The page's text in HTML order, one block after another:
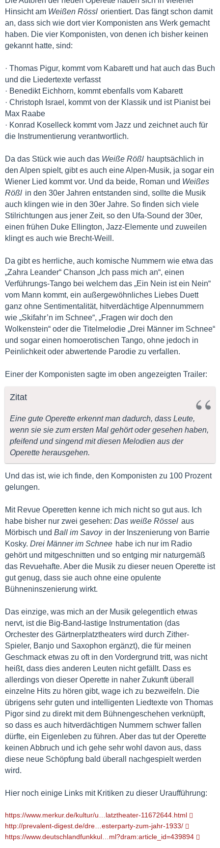
Hinsicht am Weißen Rössl orientiert. Das fängt schon damit
an, dass sich wie dort vier Komponisten ans Werk gemacht
haben. Die vier Komponisten, von denen ich bisher keinen
gekannt hatte, sind:
· Thomas Pigur, kommt vom Kabarett und hat auch das Buch
und die Liedertexte verfasst
· Benedikt Eichhorn, kommt ebenfalls vom Kabarett
· Christoph Israel, kommt von der Klassik und ist Pianist bei
Max Raabe
· Konrad Koselleck kommt vom Jazz und zeichnet auch für
die Instrumentierung verantwortlich.
Da das Stück wie auch das Weiße Rößl hauptsächlich in
den Alpen spielt, gibt es auch eine Alpen-Musik, ja sogar ein
Wiener Lied kommt vor. Und da beide, Roman und Weißes
Rößl in den 30er Jahren entstanden sind, sollte die Musik
auch klingen wie in den 30er Jahre. So finden sich viele
Stilrichtungen aus jener Zeit, so den Ufa-Sound der 30er,
einen frühen Duke Ellington, Jazz-Elemente und zuweilen
klingt es auch wie Brecht-Weill.
Da gibt es herrliche, auch komische Nummern wie etwa das
„Zahra Leander“ Chanson „Ich pass mich an“, einen
Verführungs-Tango bei welchem das „Ein Nein ist ein Nein“
vom Mann kommt, ein außergewöhnliches Liebes Duett
ganz ohne Sentimentalität, hitverdächtige Alpennummern
wie „Skifahr’n im Schnee“, „Fragen wir doch den
Wolkenstein“ oder die Titelmelodie „Drei Männer im Schnee“
und sogar einen homoerotischen Tango, ohne jedoch in
Peinlichkeit oder abwertende Parodie zu verfallen.
Einer der Komponisten sagte im oben angezeigten Trailer:
Zitat
Eine gute Operette erkennt man dadurch, dass Leute,
wenn sie sie zum ersten Mal gehört oder gesehen haben,
pfeifend und singend mit diesen Melodien aus der
Operette herausgehen.
Und das ist, wie ich finde, den Komponisten zu 100 Prozent
gelungen.
Mit Revue Operetten kenne ich mich nicht so gut aus. Ich
habe bisher nur zwei gesehen: Das weiße Rössel aus
Mörbisch und Ball im Savoy in der Inszenierung von Barrie
Kosky. Drei Männer im Schnee habe ich nur im Radio
gehört und mitgeschnitten und so entging mir naturgemäß
das Revuehafte. Aber die Musik zu dieser neuen Operette ist
gut genug, dass sie auch ohne eine opulente
Bühneninszenierung wirkt.
Das einzige, was mich an der Musik gelegentlich etwas
nervt, ist die Big-Band-lastige Instrumentation (das
Orchester des Gärtnerplatztheaters wird durch Zither-
Spieler, Banjo und Saxophon ergänzt), die für meinen
Geschmack etwas zu oft in den Vordergrund tritt, was nicht
heißt, dass dies anderen Leuten nicht gefällt. Dass es
allerdings von dieser Operette in naher Zukunft überall
einzelne Hits zu hören gibt, wage ich zu bezweifeln. Die
übrigens sehr guten und intelligenten Liedtexte von Thomas
Pigor sind zu direkt mit dem Bühnengeschehen verknüpft,
so dass es auch hitverdächtigen Nummern schwer fallen
dürfte, ein Eigenleben zu führen. Aber das tut der Operette
keinen Abbruch und ich gehe sehr wohl davon aus, dass
diese neue Schöpfung bald überall nachgespielt werden
wird.
Hier noch einige Links mit Kritiken zu dieser Uraufführung:
https://www.merkur.de/kultur/u…latztheater-11672644.html
http://prevalent-digest.de/dre…esterparty-zum-jahr-1933/
https://www.deutschlandfunkkul…ml?dram:article_id=439894